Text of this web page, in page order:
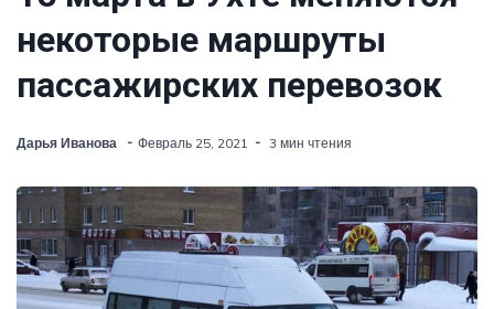
некоторые маршруты
пассажирских перевозок
Дарья Иванова Февраль 25, 2021 3 мин чтения